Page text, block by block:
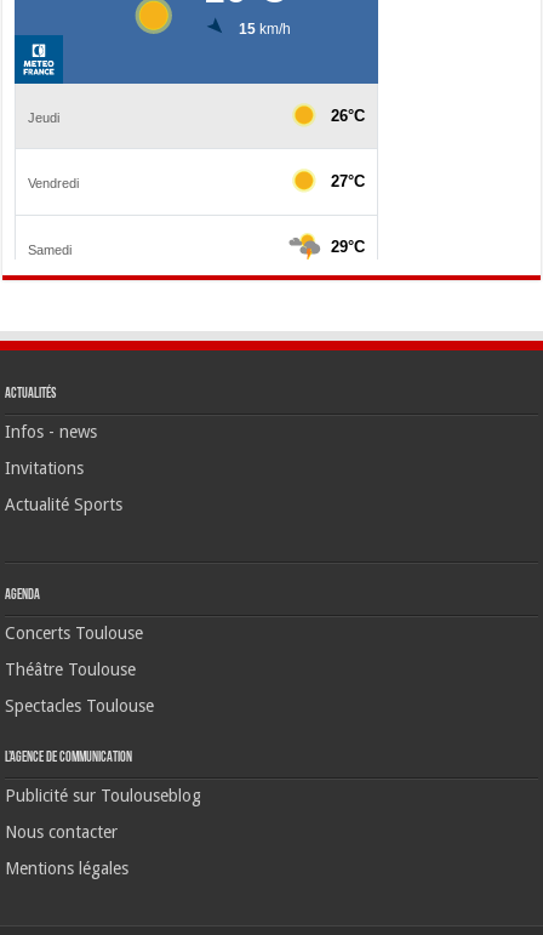
Actualités
Infos - news
Invitations
Actualité Sports
Agenda
Concerts Toulouse
Théâtre Toulouse
Spectacles Toulouse
L’agence de communication
Publicité sur Toulouseblog
Nous contacter
Mentions légales